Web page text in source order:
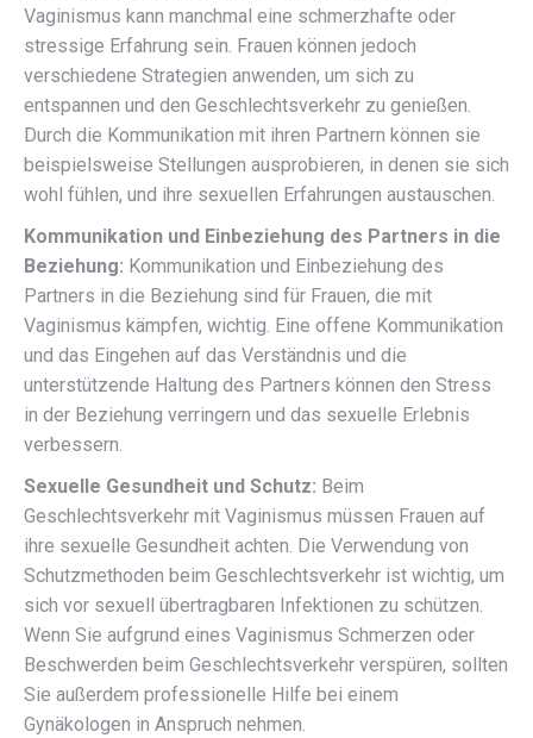
Vaginismus kann manchmal eine schmerzhafte oder
stressige Erfahrung sein. Frauen können jedoch
verschiedene Strategien anwenden, um sich zu
entspannen und den Geschlechtsverkehr zu genießen.
Durch die Kommunikation mit ihren Partnern können sie
beispielsweise Stellungen ausprobieren, in denen sie sich
wohl fühlen, und ihre sexuellen Erfahrungen austauschen.
Kommunikation und Einbeziehung des Partners in die
Beziehung: Kommunikation und Einbeziehung des
Partners in die Beziehung sind für Frauen, die mit
Vaginismus kämpfen, wichtig. Eine offene Kommunikation
und das Eingehen auf das Verständnis und die
unterstützende Haltung des Partners können den Stress
in der Beziehung verringern und das sexuelle Erlebnis
verbessern.
Sexuelle Gesundheit und Schutz: Beim
Geschlechtsverkehr mit Vaginismus müssen Frauen auf
ihre sexuelle Gesundheit achten. Die Verwendung von
Schutzmethoden beim Geschlechtsverkehr ist wichtig, um
sich vor sexuell übertragbaren Infektionen zu schützen.
Wenn Sie aufgrund eines Vaginismus Schmerzen oder
Beschwerden beim Geschlechtsverkehr verspüren, sollten
Sie außerdem professionelle Hilfe bei einem
Gynäkologen in Anspruch nehmen.